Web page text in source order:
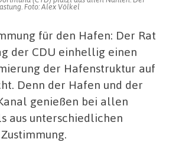
Foto: Alex Völkel
für den Hafen: Der Rat
der CDU einhellig einen
der Hafenstruktur auf
Denn der Hafen und der
genießen bei allen
aus unterschiedlichen